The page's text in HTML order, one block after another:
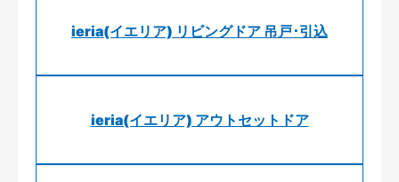
ieria(イエリア) リビングドア 吊戸･引込
ieria(イエリア) アウトセットドア